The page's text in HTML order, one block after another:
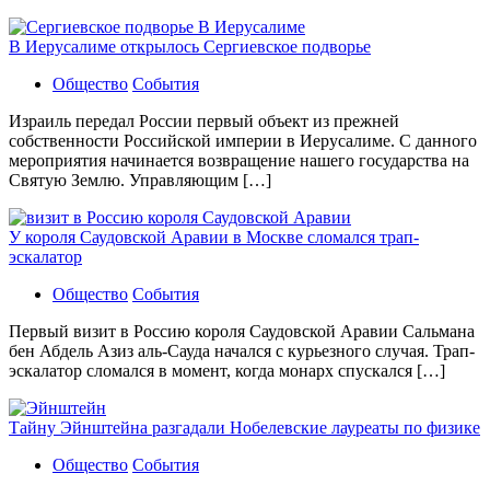
В Иерусалиме открылось Сергиевское подворье
Общество События
Израиль передал России первый объект из прежней
собственности Российской империи в Иерусалиме. С данного
мероприятия начинается возвращение нашего государства на
Святую Землю. Управляющим […]
У короля Саудовской Аравии в Москве сломался трап-
эскалатор
Общество События
Первый визит в Россию короля Саудовской Аравии Сальмана
бен Абдель Азиз аль-Сауда начался с курьезного случая. Трап-
эскалатор сломался в момент, когда монарх спускался […]
Тайну Эйнштейна разгадали Нобелевские лауреаты по физике
Общество События